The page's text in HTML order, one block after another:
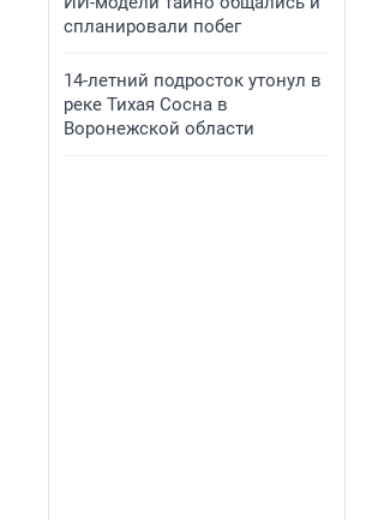
спланировали побег
14-летний подросток утонул в
реке Тихая Сосна в
Воронежской области